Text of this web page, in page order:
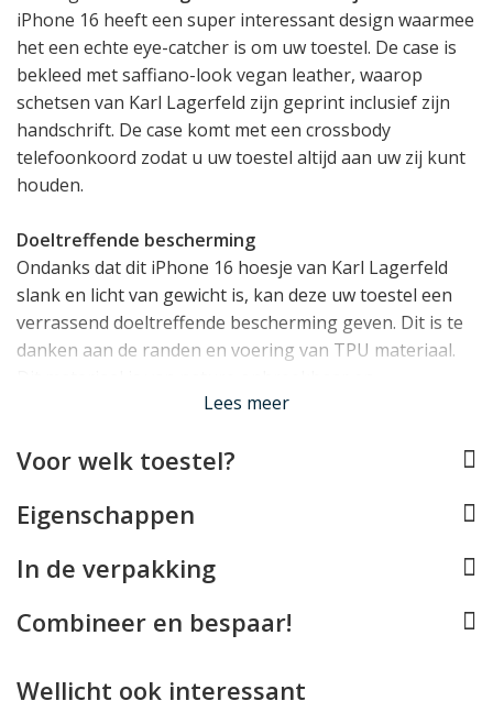
iPhone 16 heeft een super interessant design waarmee
het een echte eye-catcher is om uw toestel. De case is
bekleed met saffiano-look vegan leather, waarop
schetsen van Karl Lagerfeld zijn geprint inclusief zijn
handschrift. De case komt met een crossbody
telefoonkoord zodat u uw toestel altijd aan uw zij kunt
houden.
Doeltreffende bescherming
Ondanks dat dit iPhone 16 hoesje van Karl Lagerfeld
slank en licht van gewicht is, kan deze uw toestel een
verrassend doeltreffende bescherming geven. Dit is te
danken aan de randen en voering van TPU materiaal.
schokabsorberend en zit op alle hoeken en randen van
rond het display.
Past uw iPhone 16 perfect
voor deze iPhone ontworpen, en past dan ook als
aansluitingen en de camera's. U kunt uw iPhone 16
opladen is door de metalen decoratie helaas niet
Lees meer
Voor welk toestel?
Eigenschappen
In de verpakking
Combineer en bespaar!
Wellicht ook interessant